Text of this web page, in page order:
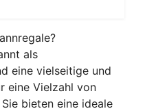
als
eine vielseitige und
eine Vielzahl von
bieten eine ideale